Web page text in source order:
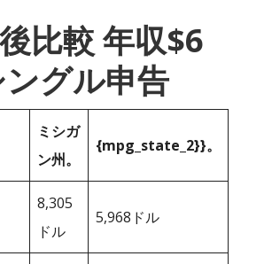
比較 年収$6
グル申告
ミシガ
ン州。
{mpg_state_2}}。
8,305
ドル
5,968ドル